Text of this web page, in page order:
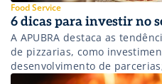
Food Service
6 dicas para investir no
A APUBRA destaca as
de pizzarias, como
desenvolvimento de